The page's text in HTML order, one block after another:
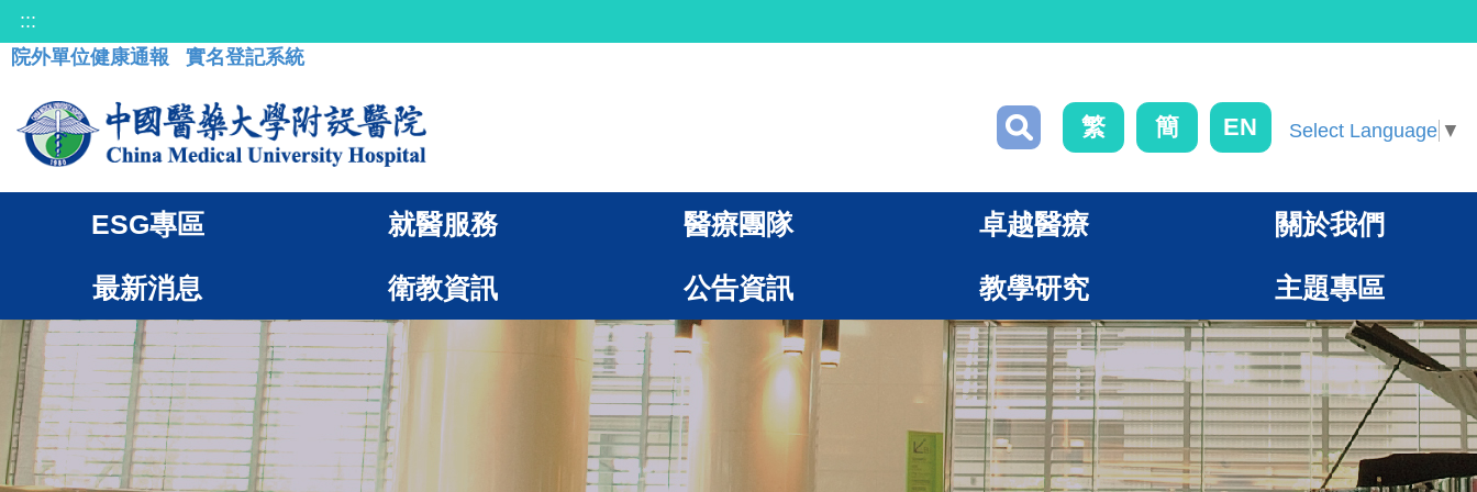
:::
院外單位健康通報
實名登記系統
繁 簡 EN Select Language ▼
ESG專區 就醫服務 醫療團隊 卓越醫療 關於我們
最新消息 衛教資訊 公告資訊 教學研究 主題專區